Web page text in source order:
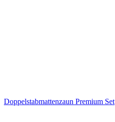
Doppelstabmattenzaun Premium Set